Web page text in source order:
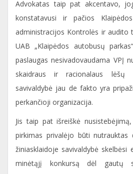
Advokatas taip pat akcentavo,
konstatavusi ir pačios
administracijos Kontrolės ir audito
UAB „Klaipėdos autobusų
paslaugas nesivadovaudama VPĮ
skaidraus ir racionalaus lėšų
savivaldybė jau de fakto yra
perkančioji organizacija.
Jis taip pat išreiškė
pirkimas privalėjo būti nutrauktas
žiniasklaidoje savivaldybė
minėtąjį konkursą dėl gautų